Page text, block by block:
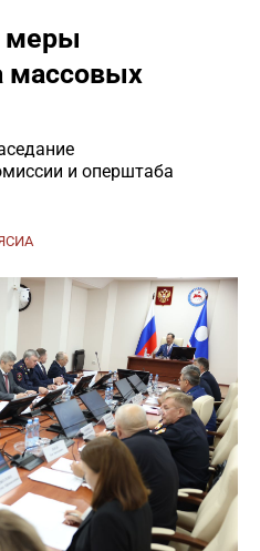
меры
массовых
и оперштаба